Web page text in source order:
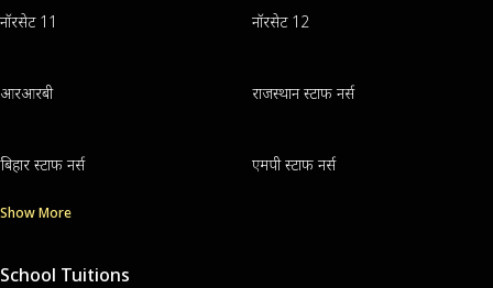
नॉरसेट 11 नॉरसेट 12
आरआरबी राजस्थान स्टाफ नर्स
बिहार स्टाफ नर्स एमपी स्टाफ नर्स
Show More
School Tuitions